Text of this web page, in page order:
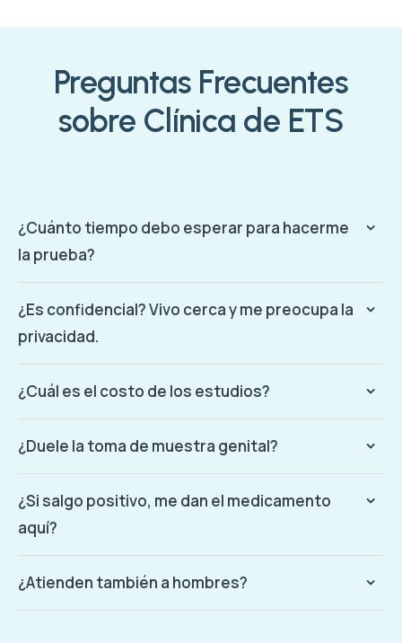
Preguntas Frecuentes
sobre Clínica de ETS
¿Cuánto tiempo debo esperar para hacerme
la prueba?
¿Es confidencial? Vivo cerca y me preocupa la
privacidad.
¿Cuál es el costo de los estudios?
¿Duele la toma de muestra genital?
¿Si salgo positivo, me dan el medicamento
aquí?
¿Atienden también a hombres?